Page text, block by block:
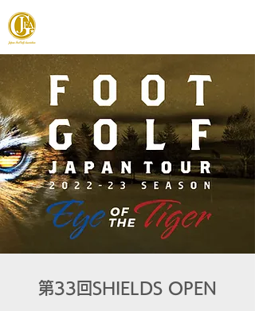
第33回SHIELDS OPEN